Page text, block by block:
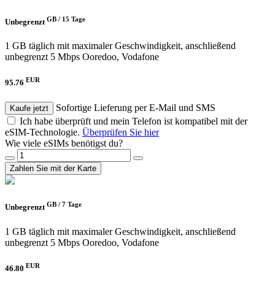
UnbegrenztGB / 15 Tage
1 GB täglich mit maximaler Geschwindigkeit, anschließend
unbegrenzt 5 Mbps Ooredoo, Vodafone
95.76 EUR
Kaufe jetzt
Sofortige Lieferung per E-Mail und SMS
Ich habe überprüft und mein Telefon ist kompatibel mit der
eSIM-Technologie. Überprüfen Sie hier
Wie viele eSIMs benötigst du?
Zahlen Sie mit der Karte
UnbegrenztGB / 7 Tage
1 GB täglich mit maximaler Geschwindigkeit, anschließend
unbegrenzt 5 Mbps Ooredoo, Vodafone
46.80 EUR